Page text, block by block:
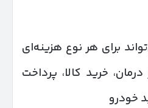
برای هر نوع هزینه‌ای
خرید کالا، پرداخت
خودرو